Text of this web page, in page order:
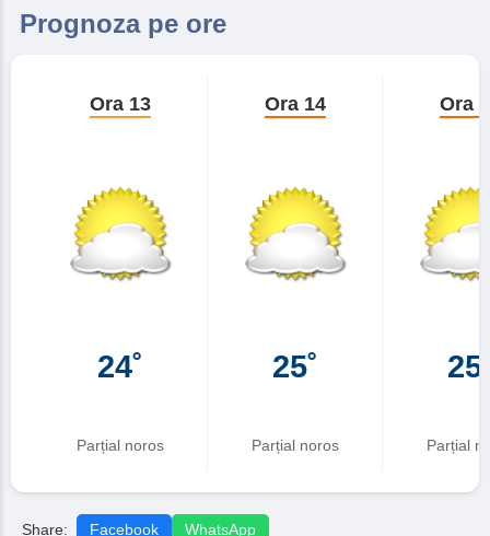
Prognoza pe ore
Ora 13
24˚
Parțial noros
Ora 14
25˚
Parțial noros
Ora
Parțial
Share: Facebook WhatsApp